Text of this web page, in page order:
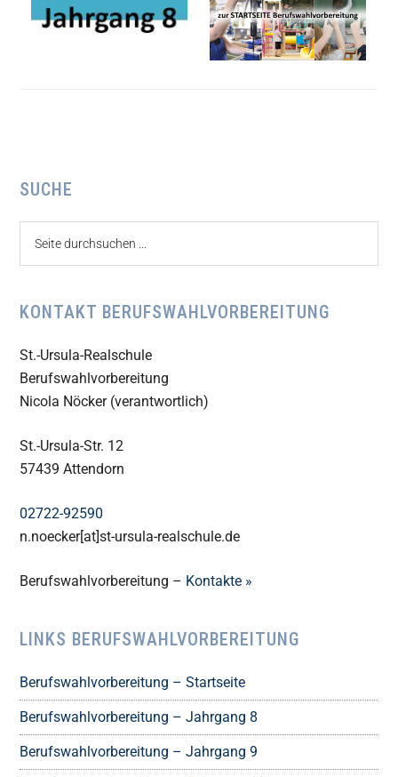
Seitenspalte
SUCHE
KONTAKT BERUFSWAHLVORBEREITUNG
St.-Ursula-Realschule
Berufswahlvorbereitung
Nicola Nöcker (verantwortlich)
St.-Ursula-Str. 12
57439 Attendorn
02722-92590
n.noecker[at]st-ursula-realschule.de
Berufswahlvorbereitung – Kontakte »
LINKS BERUFSWAHLVORBEREITUNG
Berufswahlvorbereitung – Startseite
Berufswahlvorbereitung – Jahrgang 8
Berufswahlvorbereitung – Jahrgang 9